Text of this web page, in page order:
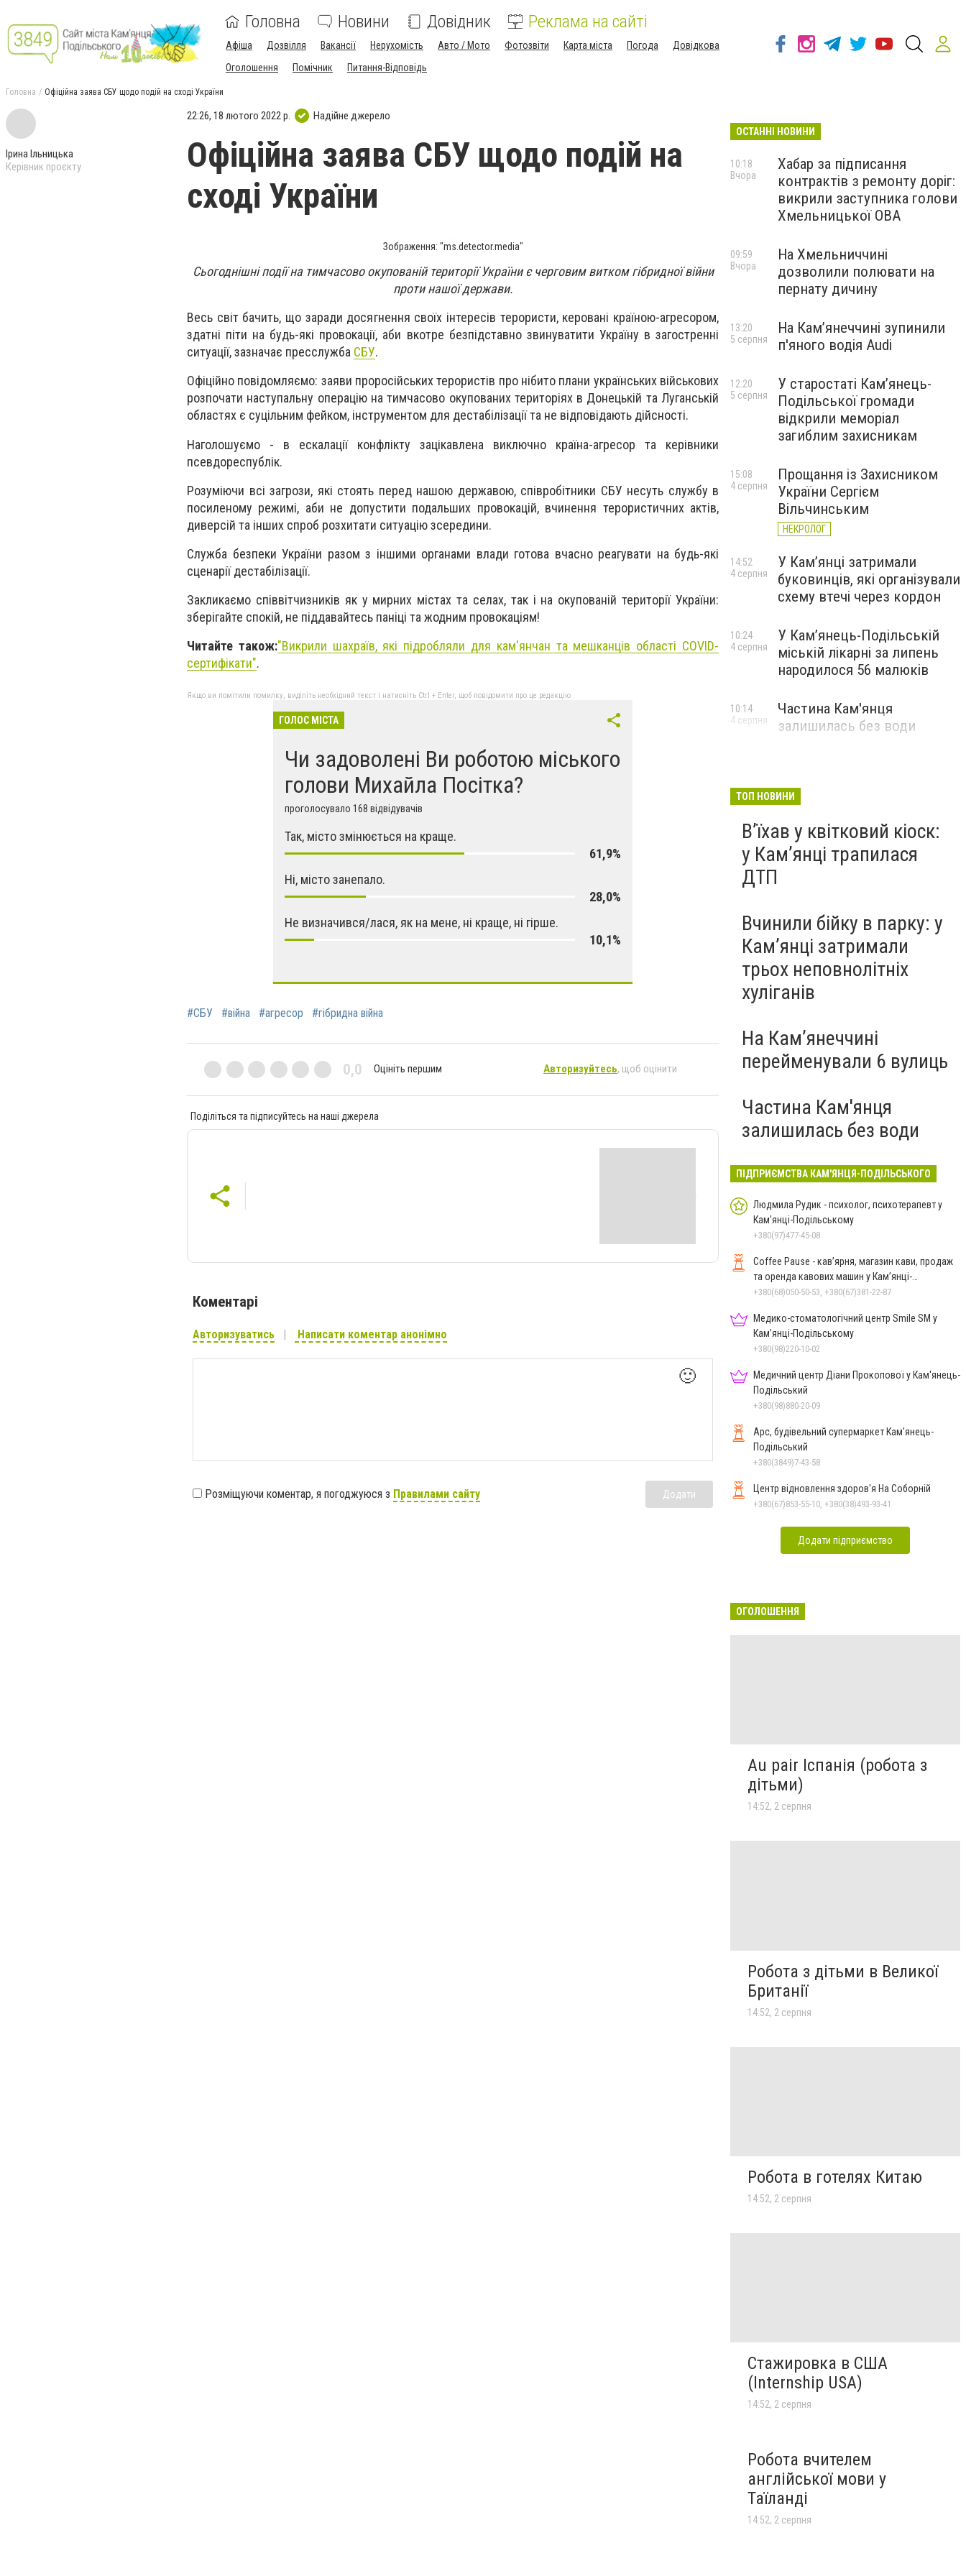
Головна Новини Довідник Реклама на сайті
Афіша Дозвілля Вакансії Нерухомість Авто / Мото Фотозвіти Карта міста Погода
Довідкова
Оголошення
Помічник Питання-Відповідь
Головна Офіційна заява СБУ щодо подій на сході України
Ірина Ільницька
Керівник проєкту
22:26, 18 лютого 2022 р. Надійне джерело
Офіційна заява СБУ щодо подій на
сході України
Зображення: "ms.detector.media"
Сьогоднішні події на тимчасово окупованій території України є черговим витком гібридної війни
проти нашої держави.
Весь світ бачить, що заради досягнення своїх інтересів терористи, керовані країною-агресором,
здатні піти на будь-які провокації, аби вкотре безпідставно звинуватити Україну в загостренні
ситуації, зазначає пресслужба СБУ.
Офіційно повідомляємо: заяви проросійських терористів про нібито плани українських військових
розпочати наступальну операцію на тимчасово окупованих територіях в Донецькій та Луганській
областях є суцільним фейком, інструментом для дестабілізації та не відповідають дійсності.
Наголошуємо - в ескалації конфлікту зацікавлена виключно країна-агресор та керівники
псевдореспублік.
Розуміючи всі загрози, які стоять перед нашою державою, співробітники СБУ несуть службу в
посиленому режимі, аби не допустити подальших провокацій, вчинення терористичних актів,
диверсій та інших спроб розхитати ситуацію зсередини.
Служба безпеки України разом з іншими органами влади готова вчасно реагувати на будь-які
сценарії дестабілізації.
Закликаємо співвітчизників як у мирних містах та селах, так і на окупованій території України:
зберігайте спокій, не піддавайтесь паніці та жодним провокаціям!
Читайте також:"Викрили шахраїв, які підробляли для кам'янчан та мешканців області COVID-
сертифікати".
Якщо ви помітили помилку, виділіть необхідний текст і натисніть Ctrl + Enter, щоб повідомити про це редакцію
ГОЛОС МІСТА
Чи задоволені Ви роботою міського
голови Михайла Посітка?
проголосувало 168 відвідувачів
Так, місто змінюється на краще.
61,9%
Ні, місто занепало.
28,0%
Не визначився/лася, як на мене, ні краще, ні гірше.
10,1%
#СБУ #війна #агресор #гібридна війна
0,0 Оцініть першим Авторизуйтесь, щоб оцінити
Поділіться та підписуйтесь на наші джерела
Коментарі
Авторизуватись Написати коментар анонімно
🙂
Розміщуючи коментар, я погоджуюся з Правилами сайту Додати
ОСТАННІ НОВИНИ
Хабар за підписання
контрактів з ремонту доріг:
викрили заступника голови
Хмельницької ОВА
10:18
Вчора
На Хмельниччині
дозволили полювати на
пернату дичину
09:59
Вчора
На Камʼянеччині зупинили
п'яного водія Audi
13:20
5 серпня
У старостаті Кам’янець-
Подільської громади
відкрили меморіал
загиблим захисникам
12:20
5 серпня
Прощання із Захисником
України Сергієм
Вільчинським
НЕКРОЛОГ
15:08
4 серпня
У Кам’янці затримали
буковинців, які організували
схему втечі через кордон
14:52
4 серпня
У Кам’янець-Подільській
міській лікарні за липень
народилося 56 малюків
10:24
4 серпня
Частина Кам'янця
залишилась без води
10:14
4 серпня
ТОП НОВИНИ
Вʼїхав у квітковий кіоск:
у Камʼянці трапилася
ДТП
Вчинили бійку в парку: у
Кам’янці затримали
трьох неповнолітніх
хуліганів
На Камʼянеччині
перейменували 6 вулиць
Частина Кам'янця
залишилась без води
ПІДПРИЄМСТВА КАМ'ЯНЦЯ-ПОДІЛЬСЬКОГО
Людмила Рудик - психолог, психотерапевт у
Кам'янці-Подільському
+380(97)477-45-08
Coffee Pause - кав’ярня, магазин кави, продаж
та оренда кавових машин у Кам’янці-
Подільському
+380(68)050-50-53, +380(67)381-22-87
Медико-стоматологічний центр Smile SM у
Кам’янці-Подільському
+380(98)220-10-02
Медичний центр Діани Прокопової у Кам'янець-
Подільський
+380(98)880-20-09
Арс, будівельний супермаркет Кам'янець-
Подільський
+380(3849)7-43-58
Центр відновлення здоров'я На Соборній
+380(67)853-55-10, +380(38)493-93-41
Додати підприємство
ОГОЛОШЕННЯ
Au pair Іспанія (робота з
дітьми)
14:52, 2 серпня
Робота з дітьми в Великої
Британії
14:52, 2 серпня
Робота в готелях Китаю
14:52, 2 серпня
Стажировка в США
(Internship USA)
14:52, 2 серпня
Робота вчителем
англійської мови у
Таїланді
14:52, 2 серпня